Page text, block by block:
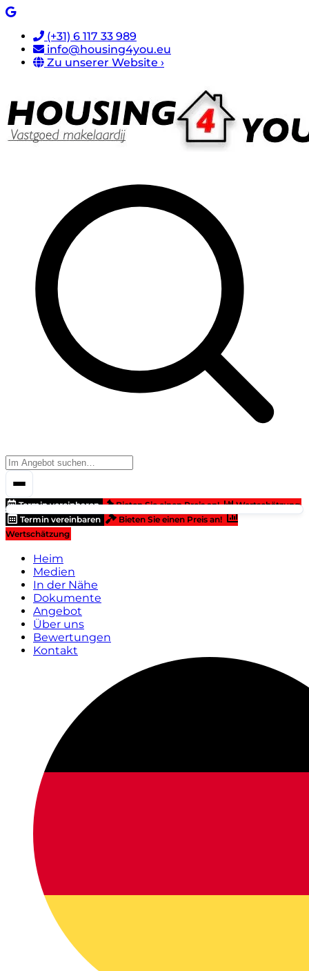
(+31) 6 117 33 989
info@housing4you.eu
Zu unserer Website ›
Termin vereinbaren Bieten Sie einen Preis an!
Wertschätzung
Termin vereinbaren
Bieten Sie einen Preis an!
Wertschätzung
Heim
Medien
In der Nähe
Dokumente
Angebot
Über uns
Bewertungen
Kontakt